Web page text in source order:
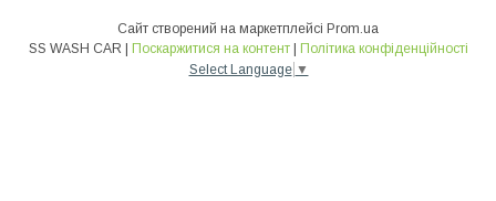
Сайт створений на маркетплейсі Prom.ua
SS WASH CAR | Поскаржитися на контент | Політика конфіденційності
Select Language ▼